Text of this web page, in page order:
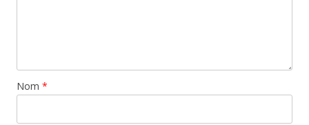
Nom *